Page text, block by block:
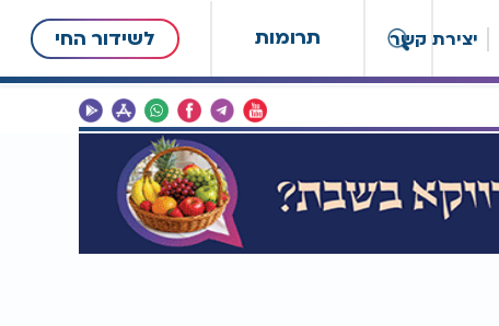
תרומות לשידור החי יצירת קשר